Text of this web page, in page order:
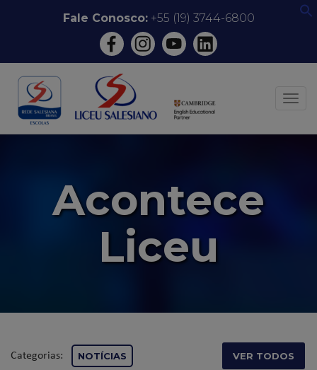
conteúdo
Fale Conosco:+55 (19) 3744-6800
Acontece
Liceu
Categorias: NOTÍCIAS VER TODOS